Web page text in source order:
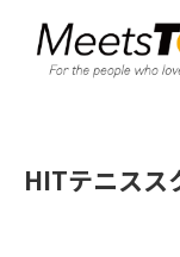
HITテニスス